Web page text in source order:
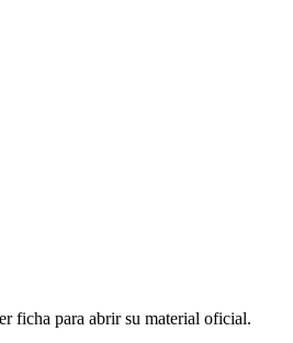
ficha para abrir su material oficial.